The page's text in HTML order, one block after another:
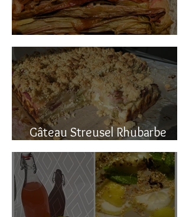
Gâteau renversé à la rhubarbe
Gâteau Streusel Rhubarbe
Pomme, facile et hyper bon!